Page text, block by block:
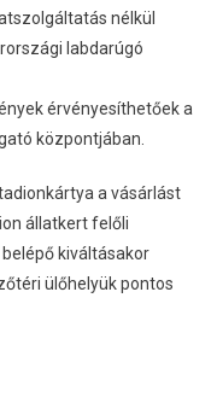
nélkül
labdarúgó
érvényesíthetőek a
központjában.
a vásárlást
állatkert felőli
kiváltásakor
ülőhelyük pontos